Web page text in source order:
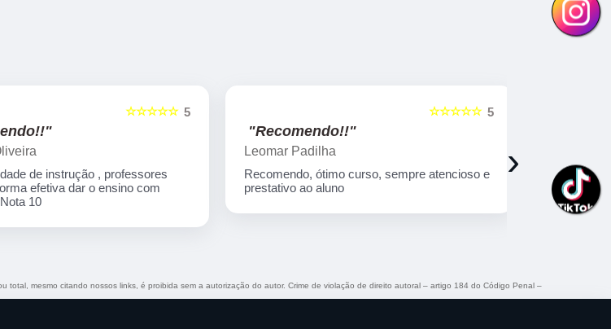
5
☆☆☆☆☆
ótimo curso, sempre atencioso e
aluno
5
☆☆☆☆☆
"Recomendo!!"
tiago lopes
Curso top super indico
Curso
qualificado!
›
total, mesmo citando nossos links, é proibida sem a autorização do autor. Crime de violação de direito autoral – artigo 184 do Código Penal –